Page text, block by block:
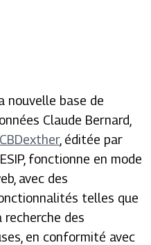
nouvelle base de
Claude Bernard,
, éditée par
fonctionne en mode
avec des
telles que
recherche des
en conformité avec